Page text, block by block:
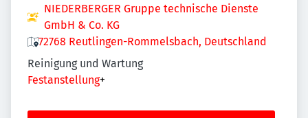
NIEDERBERGER Gruppe technische Dienste
GmbH & Co. KG
72768 Reutlingen-Rommelsbach, Deutschland
Reinigung und Wartung
Festanstellung+